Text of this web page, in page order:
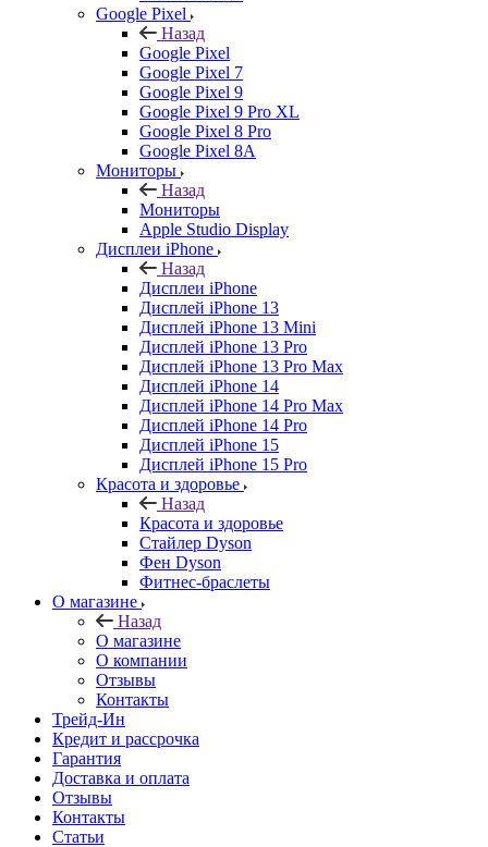
Google Pixel
Назад
Google Pixel
Google Pixel 7
Google Pixel 9
Google Pixel 9 Pro XL
Google Pixel 8 Pro
Google Pixel 8A
Мониторы
Назад
Мониторы
Apple Studio Display
Дисплеи iPhone
Назад
Дисплеи iPhone
Дисплей iPhone 13
Дисплей iPhone 13 Mini
Дисплей iPhone 13 Pro
Дисплей iPhone 13 Pro Max
Дисплей iPhone 14
Дисплей iPhone 14 Pro Max
Дисплей iPhone 14 Pro
Дисплей iPhone 15
Дисплей iPhone 15 Pro
Красота и здоровье
Назад
Красота и здоровье
Стайлер Dyson
Фен Dyson
Фитнес-браслеты
О магазине
Назад
О магазине
О компании
Отзывы
Контакты
Трейд-Ин
Кредит и рассрочка
Гарантия
Доставка и оплата
Отзывы
Контакты
Статьи